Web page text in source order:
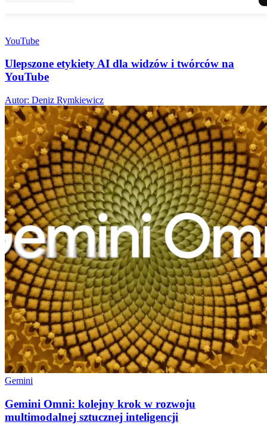
YouTube
Ulepszone etykiety AI dla widzów i twórców na
YouTube
Autor: Deniz Rymkiewicz
Gemini
Gemini Omni: kolejny krok w rozwoju
multimodalnej sztucznej inteligencji